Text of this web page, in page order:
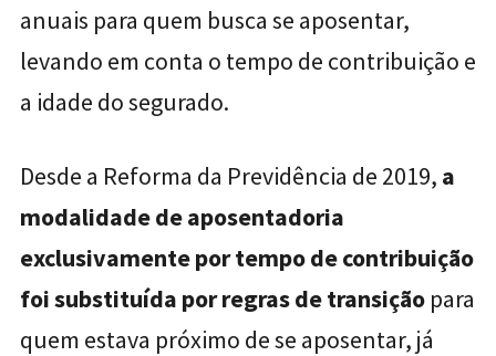
anuais para quem busca se aposentar,
levando em conta o tempo de contribuição e
a idade do segurado.
Desde a Reforma da Previdência de 2019, a
modalidade de aposentadoria
exclusivamente por tempo de contribuição
foi substituída por regras de transição para
quem estava próximo de se aposentar, já